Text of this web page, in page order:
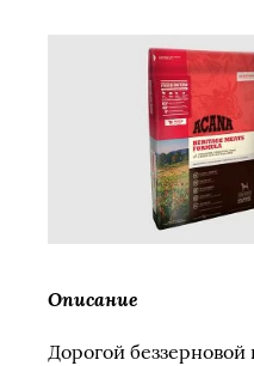
Описание
Дорогой